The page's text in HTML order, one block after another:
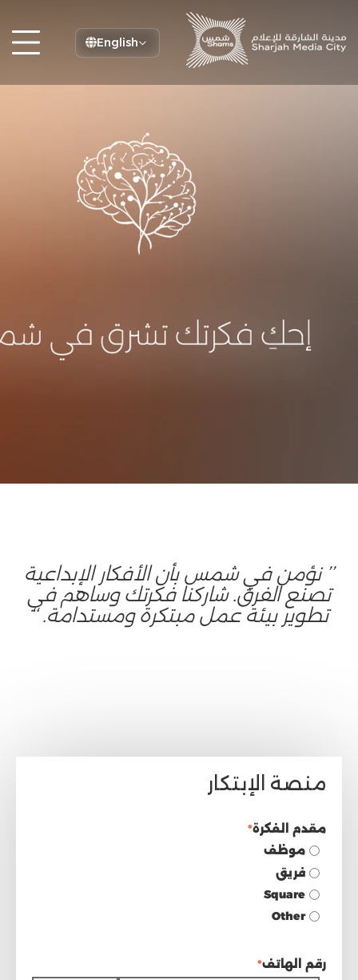
English
’’ نؤمن في شمس بأن الأفكار الإبداعية
تصنع الفرق. شاركنا فكرتك وساهم في
تطوير بيئة عمل مبتكرة ومستدامة. ‘‘
منصة الإبتكار
مقدم الفكرة*
موظف
فريق
Square
Other
رقم الهاتف*